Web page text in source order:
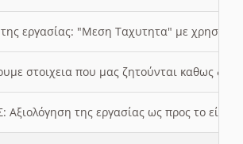
εργασίας: "Μεση Ταχυτητα" με χρηση
στοιχεια που μας ζητούνται καθως
Αξιολόγηση της εργασίας ως προς το